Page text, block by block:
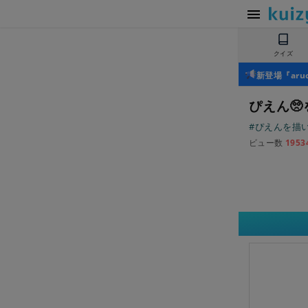
クイズ
新登場『
ぴえん🥺
#ぴえんを描
ビュー数